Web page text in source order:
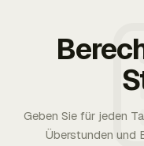
Geben Sie für jeden
Überstunden und